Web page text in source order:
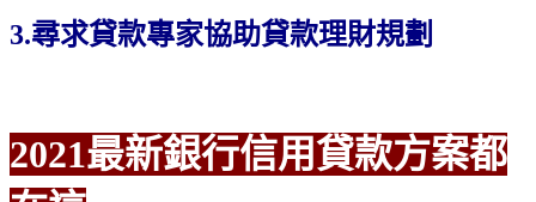
3.尋求貸款專家協助貸款理財規劃
2021最新銀行信用貸款方案都